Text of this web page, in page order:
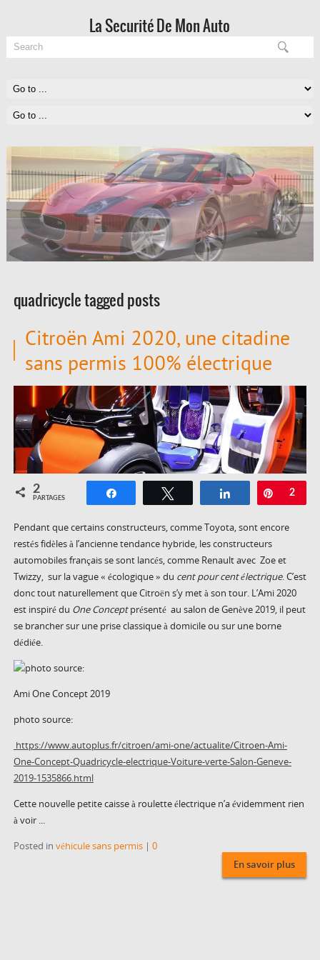
La Securité De Mon Auto
quadricycle tagged posts
Citroën Ami 2020, une citadine
sans permis 100% électrique
2
PARTAGES
Partagez Partagez Épingle
2
Pendant que certains constructeurs, comme Toyota, sont encore
restés fidèles à l’ancienne tendance hybride, les constructeurs
automobiles français se sont lancés, comme Renault avec Zoe et
Twizzy, sur la vague « écologique » du cent pour cent électrique. C’est
donc tout naturellement que Citroën s’y met à son tour. L’Ami 2020
est inspiré du One Conceptprésenté au salon de Genève 2019, il peut
se brancher sur une prise classique à domicile ou sur une borne
dédiée.
Ami One Concept 2019
photo source:
https://www.autoplus.fr/citroen/ami-one/actualite/Citroen-Ami-
One-Concept-Quadricycle-electrique-Voiture-verte-Salon-Geneve-
2019-1535866.html
Cette nouvelle petite caisse à roulette électrique n’a évidemment rien
à voir ...
En savoir plus
Posted in véhicule sans permis| 0